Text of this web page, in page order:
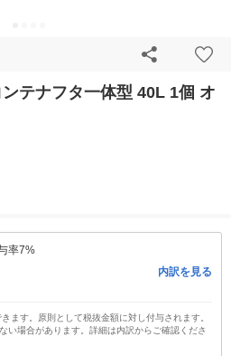
テナフタ一体型 40L 1個 オ
率7%
内訳を見る
ます。原則として税抜金額に対し付与されます。
い場合があります。詳細は内訳からご確認くださ